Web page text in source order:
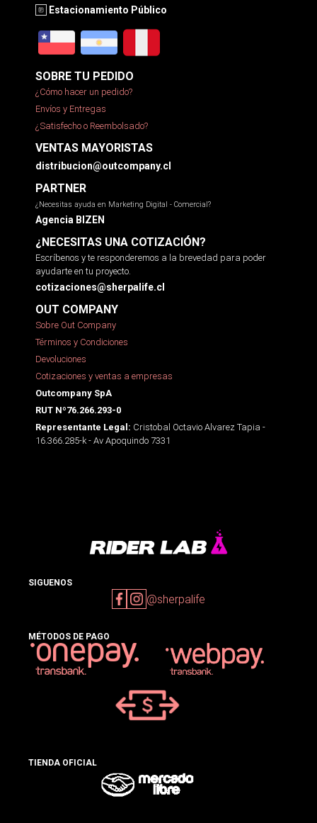
Estacionamiento Público
SOBRE TU PEDIDO
¿Cómo hacer un pedido?
Envíos y Entregas
¿Satisfecho o Reembolsado?
VENTAS MAYORISTAS
distribucion@outcompany.cl
PARTNER
¿Necesitas ayuda en Marketing Digital - Comercial?
Agencia BIZEN
¿NECESITAS UNA COTIZACIÓN?
Escríbenos y te responderemos a la brevedad para poder
ayudarte en tu proyecto.
cotizaciones@sherpalife.cl
OUT COMPANY
Sobre Out Company
Términos y Condiciones
Devoluciones
Cotizaciones y ventas a empresas
Outcompany SpA
RUT Nº76.266.293-0
Representante Legal: Cristobal Octavio Alvarez Tapia -
16.366.285-k - Av Apoquindo 7331
SIGUENOS
@sherpalife
MÉTODOS DE PAGO
TIENDA OFICIAL